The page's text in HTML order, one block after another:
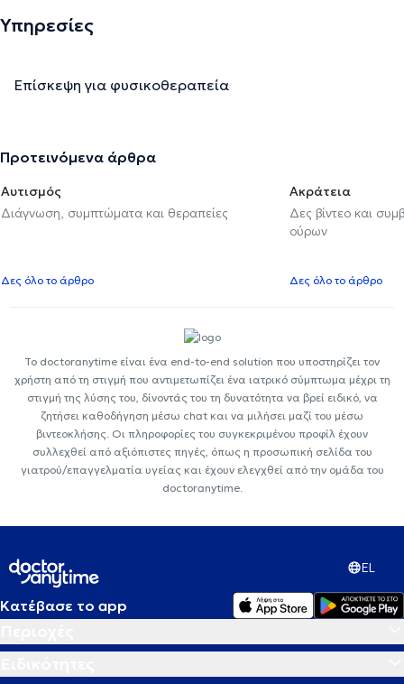
Υπηρεσίες
Επίσκεψη για φυσικοθεραπεία
Προτεινόμενα άρθρα
Αυτισμός
Διάγνωση, συμπτώματα και θεραπείες
Δες όλο το άρθρο
Ακράτεια
Δες βίντεο και
ούρων
Δες όλο το άρθρο
Το doctoranytime είναι ένα end-to-end solution που υποστηρίζει τον
χρήστη από τη στιγμή που αντιμετωπίζει ένα ιατρικό σύμπτωμα μέχρι τη
στιγμή της λύσης του, δίνοντάς του τη δυνατότητα να βρεί ειδικό, να
ζητήσει καθοδήγηση μέσω chat και να μιλήσει μαζί του μέσω
βιντεοκλήσης. Οι πληροφορίες του συγκεκριμένου προφίλ έχουν
συλλεχθεί από αξιόπιστες πηγές, όπως η προσωπική σελίδα του
γιατρού/επαγγελματία υγείας και έχουν ελεγχθεί από την ομάδα του
doctoranytime.
EL
Κατέβασε το app